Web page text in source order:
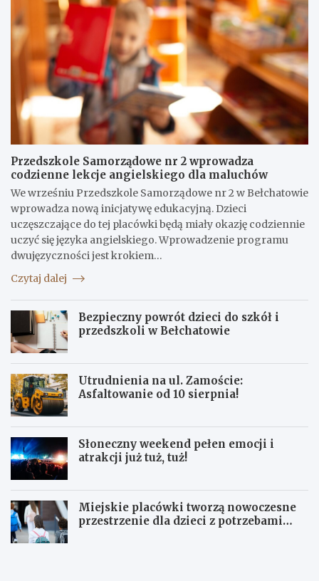
Przedszkole Samorządowe nr 2 wprowadza
codzienne lekcje angielskiego dla maluchów
We wrześniu Przedszkole Samorządowe nr 2 w Bełchatowie
wprowadza nową inicjatywę edukacyjną. Dzieci
uczęszczające do tej placówki będą miały okazję codziennie
uczyć się języka angielskiego. Wprowadzenie programu
dwujęzyczności jest krokiem…
Czytaj dalej
Bezpieczny powrót dzieci do szkół i
przedszkoli w Bełchatowie
Utrudnienia na ul. Zamoście:
Asfaltowanie od 10 sierpnia!
Słoneczny weekend pełen emocji i
atrakcji już tuż, tuż!
Miejskie placówki tworzą nowoczesne
przestrzenie dla dzieci z potrzebami
S
U